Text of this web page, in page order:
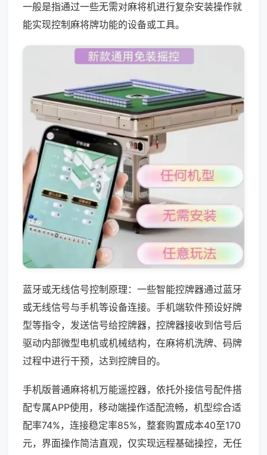
一般是指通过一些无需对麻将机进行复杂安装操作就
能实现控制麻将牌功能的设备或工具。
蓝牙或无线信号控制原理：一些智能控牌器通过蓝牙
或无线信号与手机等设备连接。手机端软件预设好牌
型等指令，发送信号给控牌器，控牌器接收到信号后
驱动内部微型电机或机械结构，在麻将机洗牌、码牌
过程中进行干预，达到控牌目的。
手机版普通麻将机万能遥控器，依托外接信号配件搭
配专属APP使用，移动端操作适配流畅，机型综合适
配率74%，连接稳定率85%，整套购置成本40至170
元，界面操作简洁直观，仅实现远程基础操控，无任